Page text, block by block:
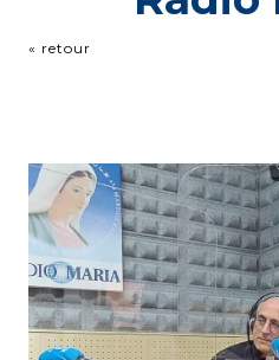
« retour